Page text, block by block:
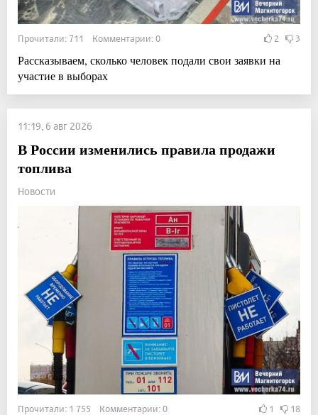
Прочитали: 711 Комментарии: 0 2 3
Рассказываем, сколько человек подали свои заявки на
участие в выборах
11:19, 6 авг 2026
В России изменились правила продажи
топлива
Новости
Прочитали: 1 755 Комментарии: 0 1 18